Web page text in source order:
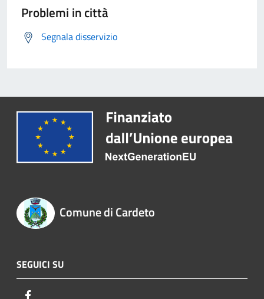
Problemi in città
Segnala disservizio
Comune di Cardeto
SEGUICI SU